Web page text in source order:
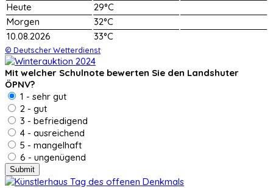
Heute
29°C
Morgen
32°C
10.08.2026
33°C
© Deutscher Wetterdienst
Mit welcher Schulnote bewerten Sie den Landshuter
ÖPNV?
1 - sehr gut
2 - gut
3 - befriedigend
4 - ausreichend
5 - mangelhaft
6 - ungenügend